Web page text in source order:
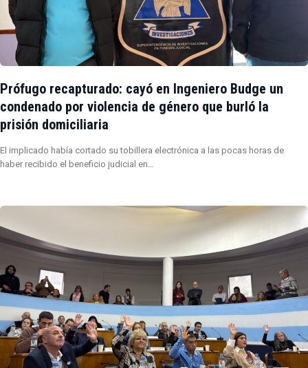
Prófugo recapturado: cayó en Ingeniero Budge un
condenado por violencia de género que burló la
prisión domiciliaria
El implicado había cortado su tobillera electrónica a las pocas horas de
haber recibido el beneficio judicial en…